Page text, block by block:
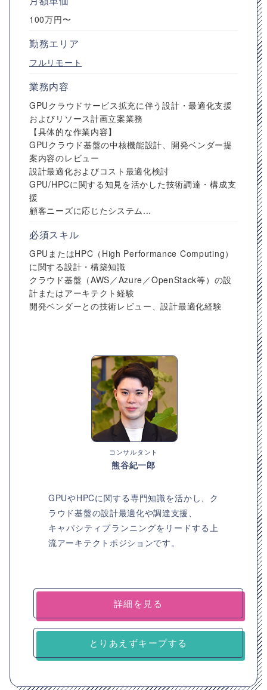
100万円〜
勤務エリア
フルリモート
業務内容
GPUクラウドサービス拡充に伴う設計・最適化支援
およびリソース計画立案業務
【具体的な作業内容】
GPUクラウド基盤の中核機能設計、開発ベンダー提
案内容のレビュー
設計最適化およびコスト最適化検討
GPU/HPCに関する知見を活かした技術調達・構成支
援
顧客ニーズに応じたシステム...
必須スキル
GPUまたはHPC（High Performance Computing）
に関する設計・構築知識
クラウド基盤（AWS／Azure／OpenStack等）の設
計またはアーキテクト経験
開発ベンダーとの技術レビュー、設計最適化経験
コンサルタント
熊谷紀一郎
GPUやHPCに関する専門知識を活かし、ク
ラウド基盤の設計最適化や調達支援、
キャパシティプランニングをリードする上
流アーキテクトポジションです。
詳細を見る
とりあえずキープする